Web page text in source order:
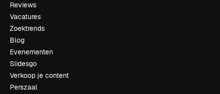
Reviews
Vacatures
Zoektrends
Blog
Evenementen
Slidesgo
Verkoop je content
Perszaal